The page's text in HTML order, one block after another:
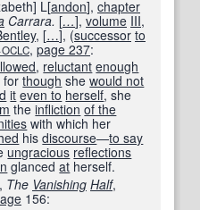
L[andon], chapter
Carrara. […], volume III,
, […], (successor to
, page 237:
, reluctant enough
forthough shewould not
it even to herself, she
theinfliction of the
with which her
hisdiscourse—to say
ungracious reflections
glancedat herself.
, The Vanishing Half,
156: